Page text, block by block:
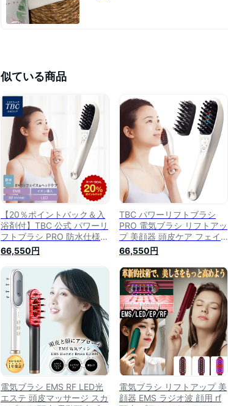
似ている商品
【20％ポイントバック＆入
浴剤付】TBC 公式 パワーリ
フトブラシ PRO 防水仕様
IPX6 美顔器 EMS RF イオン
導入 ラジオ波 LED リフトア
ップ 頭皮 頭皮ケア ヘッド
トリートメント 電気ブラシ
頭皮ブラシ 電動頭皮ブラシ
EMS美顔器 頭皮マッサージ
66,550円
TBC パワーリフトブラシ
PRO 電気ブラシ リフトアッ
プ 美顔器 頭皮ケア フェイ
スケア EMS RF イオン導入
ラジオ波 LED 防水仕様 エス
テティックTBC
66,550円
電気ブラシ EMS RF LED光
エステ 頭皮マッサージ スカ
電気ブラシ リフトアップ 美
顔器 EMS ラジオ波 顔用 rf